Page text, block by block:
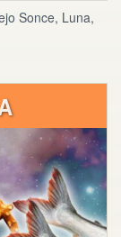
Sonce, Luna,